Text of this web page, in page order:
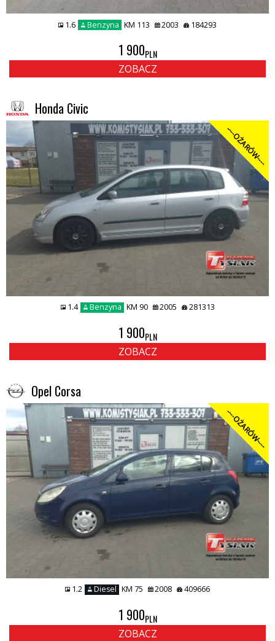
1.6 Benzyna KM 113 2003 184293
1 900PLN
ZOBACZ
Honda Civic
----OŻARÓW----
1.4 Benzyna KM 90 2005 281313
1 900PLN
ZOBACZ
Opel Corsa
----OŻARÓW----
1.2 Diesel KM 75 2008 409666
1 900PLN
ZOBACZ